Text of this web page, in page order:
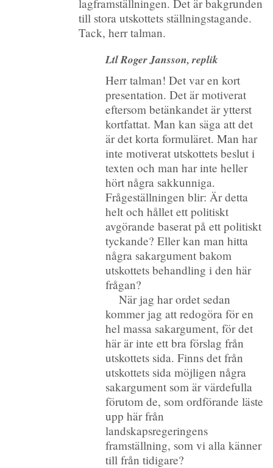
lagframställningen. Det är bakgrunden
till stora utskottets ställningstagande.
Tack, herr talman.
Ltl Roger Jansson, replik
Herr talman! Det var en kort
presentation. Det är motiverat
eftersom betänkandet är ytterst
kortfattat. Man kan säga att det
är det korta formuläret. Man har
inte motiverat utskottets beslut i
texten och man har inte heller
hört några sakkunniga.
Frågeställningen blir: Är detta
helt och hållet ett politiskt
avgörande baserat på ett politiskt
tyckande? Eller kan man hitta
några sakargument bakom
utskottets behandling i den här
frågan?
När jag har ordet sedan
kommer jag att redogöra för en
hel massa sakargument, för det
här är inte ett bra förslag från
utskottets sida. Finns det från
utskottets sida möjligen några
sakargument som är värdefulla
förutom de, som ordförande läste
upp här från
landskapsregeringens
framställning, som vi alla känner
till från tidigare?